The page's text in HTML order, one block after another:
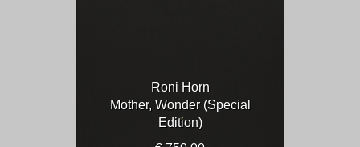
Roni Horn
Mother, Wonder (Special
Edition)